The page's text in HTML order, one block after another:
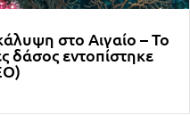
στο Αιγαίο – Το
δάσος εντοπίστηκε